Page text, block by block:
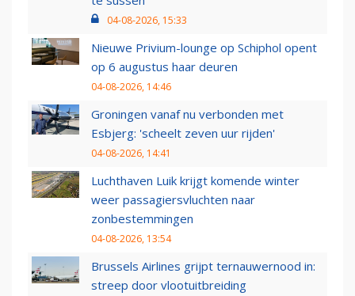
04-08-2026, 15:33
Nieuwe Privium-lounge op Schiphol opent
op 6 augustus haar deuren
04-08-2026, 14:46
Groningen vanaf nu verbonden met
Esbjerg: 'scheelt zeven uur rijden'
04-08-2026, 14:41
Luchthaven Luik krijgt komende winter
weer passagiersvluchten naar
zonbestemmingen
04-08-2026, 13:54
Brussels Airlines grijpt ternauwernood in:
streep door vlootuitbreiding